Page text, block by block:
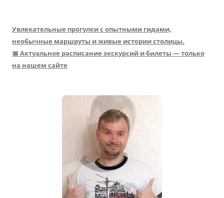
Увлекательные прогулки с опытными гидами,
необычные маршруты и живые истории столицы.
📅 Актуальное расписание экскурсий и билеты — только
на нашем сайте